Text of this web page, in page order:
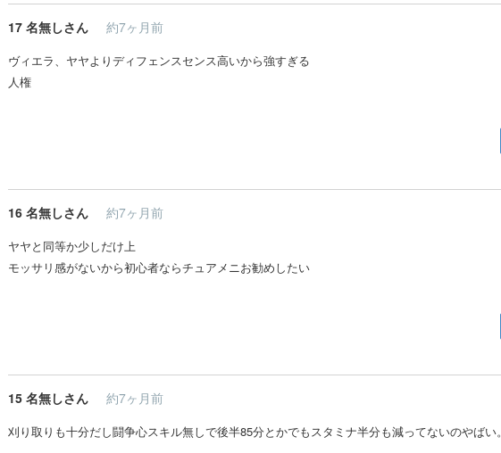
17 名無しさん 約7ヶ月前
ヴィエラ、ヤヤよりディフェンスセンス高いから強すぎる
人権
16 名無しさん 約7ヶ月前
ヤヤと同等か少しだけ上
モッサリ感がないから初心者ならチュアメニお勧めしたい
15 名無しさん 約7ヶ月前
刈り取りも十分だし闘争心スキル無しで後半85分とかでもスタミナ半分も減ってないのやばい。